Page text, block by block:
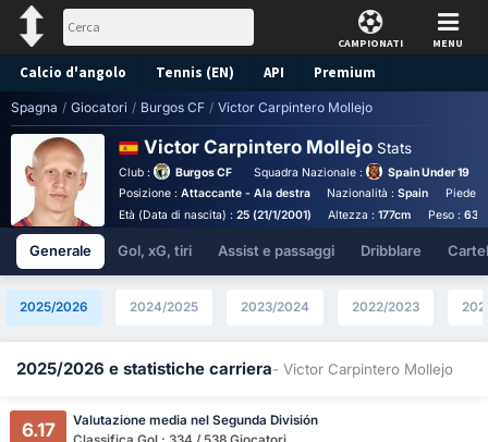
CAMPIONATI MENU
Calcio d'angolo Tennis (EN) API Premium
Pronostico
Spagna / Giocatori / Burgos CF / Victor Carpintero Mollejo
Victor Carpintero Mollejo Stats
Club : Burgos CF Squadra Nazionale :
Spain Under 19
Posizione : Attaccante - Ala destra Nazionalità :Spain Piede :
Età (Data di nascita) : 25 (21/1/2001) Altezza :177cm Peso :
Generale Gol, xG, tiri Assist e passaggi Dribblare
2025/2026 2024/2025 2023/2024 2022/2023
2025/2026 e statistiche carriera- Victor Carpintero Mollejo
6.17
Valutazione media nel Segunda División